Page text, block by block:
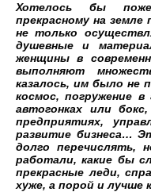
Хотелось бы
прекрасному на
не только
душевные и
женщины в
выполняют
казалось, им было не
космос, погружение в
автогонках или
предприятиях,
развитие бизнеса…
долго
работали, какие бы
прекрасные леди,
хуже, а порой и лучше